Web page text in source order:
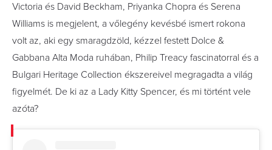
Victoria és David Beckham, Priyanka Chopra és Serena
Williams is megjelent, a vőlegény kevésbé ismert rokona
volt az, aki egy smaragdzöld, kézzel festett Dolce &
Gabbana Alta Moda ruhában, Philip Treacy fascinatorral és a
Bulgari Heritage Collection ékszereivel megragadta a világ
figyelmét. De ki az a Lady Kitty Spencer, és mi történt vele
azóta?